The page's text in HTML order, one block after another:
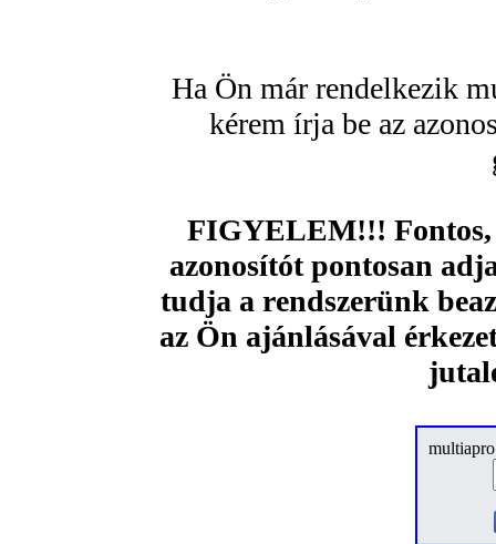
Ha Ön már rendelkezik
kérem írja be az
FIGYELEM!!!
azonosítót pontosan
tudja a rendszerünk
az Ön ajánlásával